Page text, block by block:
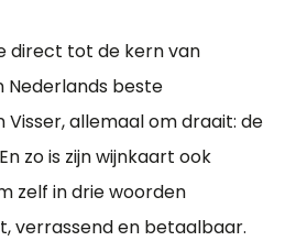
direct tot de kern van
Nederlands beste
Visser, allemaal om draait: de
zo is zijn wijnkaart ook
zelf in drie woorden
verrassend en betaalbaar.